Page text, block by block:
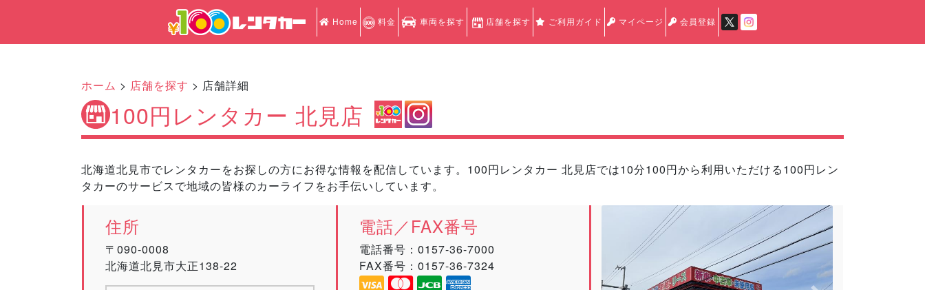
Home 料金 車両を探す 店舗を探す ご利用ガイド マイページ 会員登録
ホーム > 店舗を探す > 店舗詳細
100円レンタカー 北見店
北海道北見市でレンタカーをお探しの方にお得な情報を配信しています。100円レンタカー 北見店では10分100円から利用いただける100円レン
タカーのサービスで地域の皆様のカーライフをお手伝いしています。
住所
〒090-0008
北海道北見市大正138-22
電話／FAX番号
電話番号： 0157-36-7000
FAX番号：0157-36-7324